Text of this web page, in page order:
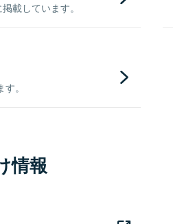
載しています。
。
情報